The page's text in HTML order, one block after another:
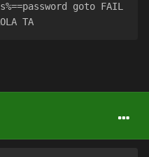
goto FAIL
TA